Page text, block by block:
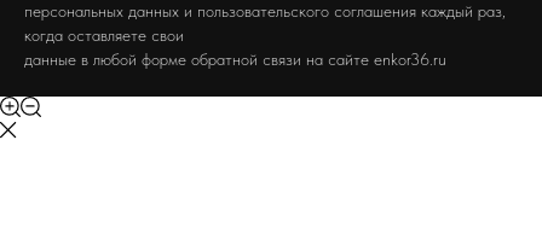
персональных данных и пользовательского соглашения каждый раз,
когда оставляете свои
данные в любой форме обратной связи на сайте enkor36.ru